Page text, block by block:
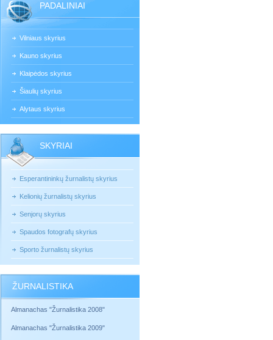
PADALINIAI
Vilniaus skyrius
Kauno skyrius
Klaipėdos skyrius
Šiaulių skyrius
Alytaus skyrius
SKYRIAI
Esperantininkų žurnalistų skyrius
Kelionių žurnalistų skyrius
Senjorų skyrius
Spaudos fotografų skyrius
Sporto žurnalistų skyrius
ŽURNALISTIKA
Almanachas "Žurnalistika 2008"
Almanachas "Žurnalistika 2009"